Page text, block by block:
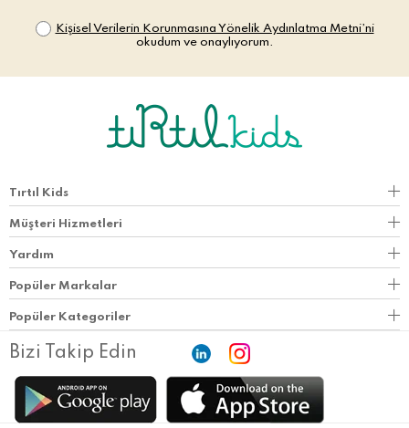
Kişisel Verilerin Korunmasına Yönelik Aydınlatma Metni’ni
okudum ve onaylıyorum.
Tırtıl Kids
Müşteri Hizmetleri
Yardım
Popüler Markalar
Popüler Kategoriler
Bizi Takip Edin